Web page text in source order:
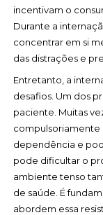
incentivam o
Durante a
concentrar em si
das distrações e
Entretanto, a
desafios. Um dos
paciente. Muitas
compulsoriamente
dependência e
pode dificultar o
ambiente tenso
de saúde. É
abordem essa